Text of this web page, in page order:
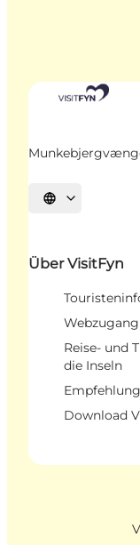
Sprache
Über VisitFyn
Webzugang
Reise- und
die Inseln
Download